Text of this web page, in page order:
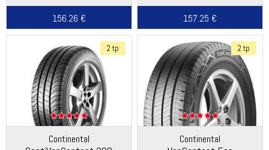
156.26 €
157.25 €
2 tp
Continental
2 tp
Continental